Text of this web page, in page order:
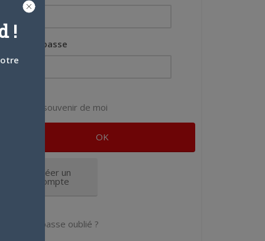
Mot de passe
Se souvenir de moi
Créer un
compte
Mot de passe oublié ?
!